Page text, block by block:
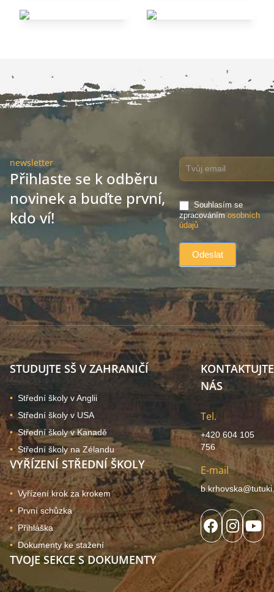
newsletter
Přihlaste se k odběru
novinek a buďte první,
kdo ví!
Souhlasím se
zpracovánímosobních
údajů
STUDUJTE SŠ V ZAHRANIČÍ
Střední školy v Anglii
Střední školy v USA
Střední školy v Kanadě
Střední školy na Zélandu
VYŘÍZENÍ STŘEDNÍ ŠKOLY
Vyřízení krok za krokem
První schůzka
Přihláška
Dokumenty ke stažení
TVOJE SEKCE S DOKUMENTY
KONTAKTUJTE
NÁS
Tel.
+420 604 105
756
E-mail